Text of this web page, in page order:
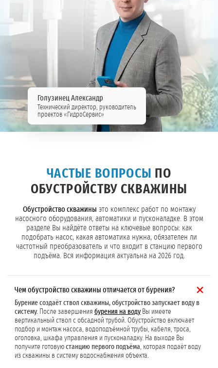
Голузинец Александр
Технический директор, руководитель
проектов «ГидроСервис»
ЧАСТЫЕ ВОПРОСЫ
ПО
ОБУСТРОЙСТВУ СКВАЖИНЫ
Обустройство скважины это комплекс работ по монтажу
насосного оборудования, автоматики и пусконаладке. В этом
разделе Вы найдёте ответы на ключевые вопросы: как
подобрать насос, какая автоматика нужна, обязателен ли
частотный преобразователь и что входит в станцию первого
подъёма. Вся информация актуальна на 2026 год.
Чем обустройство скважины отличается от бурения?
Бурение создаёт ствол скважины, обустройство запускает воду в
систему. После завершения бурения на воду Вы имеете
вертикальный ствол с обсадной трубой. Обустройство включает
подбор и монтаж насоса, водоподъёмной трубы, кабеля, троса,
оголовка, шкафа управления и пусконаладку. На выходе Вы
получите готовую станцию первого подъёма, которая подаёт воду
из скважины в систему водоснабжения объекта.